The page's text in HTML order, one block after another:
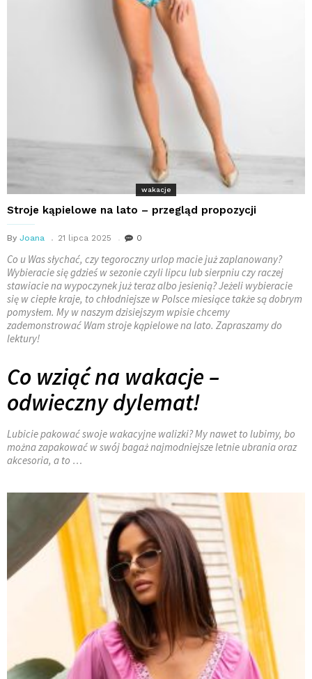
wakacje
Stroje kąpielowe na lato – przegląd propozycji
By Joana 21 lipca 2025 0
Co u Was słychać, czy tegoroczny urlop macie już zaplanowany?
Wybieracie się gdzieś w sezonie czyli lipcu lub sierpniu czy raczej
stawiacie na wypoczynek już teraz albo jesienią? Jeżeli wybieracie
się w ciepłe kraje, to chłodniejsze w Polsce miesiące także są dobrym
pomysłem. My w naszym dzisiejszym wpisie chcemy
zademonstrować Wam stroje kąpielowe na lato. Zapraszamy do
lektury!
Co wziąć na wakacje –
odwieczny dylemat!
Lubicie pakować swoje wakacyjne walizki? My nawet to lubimy, bo
można zapakować w swój bagaż najmodniejsze letnie ubrania oraz
akcesoria, a to …